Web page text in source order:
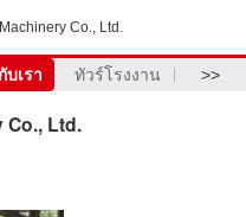
Co., Ltd.
บเรา ทัวร์โรงงาน >>
Ltd.